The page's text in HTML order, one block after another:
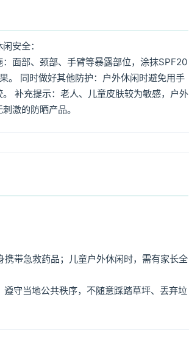
安全：
面部、颈部、手臂等暴露部位，涂抹SPF20
。 同时做好其他防护：户外休闲时避免用手
补充提示：老人、儿童皮肤较为敏感，户外
激的防晒产品。
带急救药品；儿童户外休闲时，需有家长全
守当地公共秩序，不随意踩踏草坪、丢弃垃